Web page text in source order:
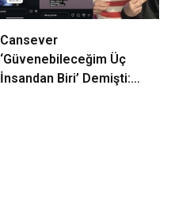
Cansever
‘Güvenebileceğim Üç
İnsandan Biri’ Demişti: